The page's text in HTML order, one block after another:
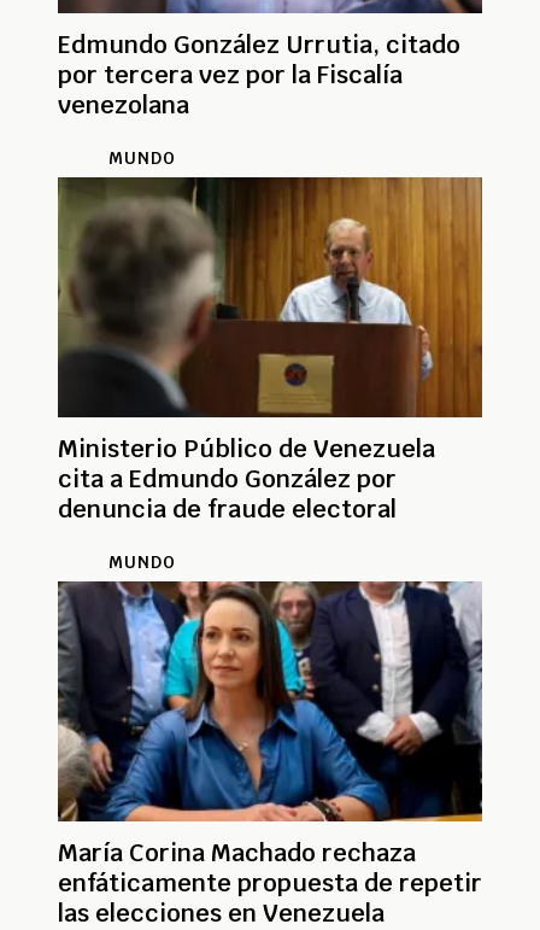
Edmundo González Urrutia, citado
por tercera vez por la Fiscalía
venezolana
MUNDO
Ministerio Público de Venezuela
cita a Edmundo González por
denuncia de fraude electoral
MUNDO
María Corina Machado rechaza
enfáticamente propuesta de repetir
las elecciones en Venezuela